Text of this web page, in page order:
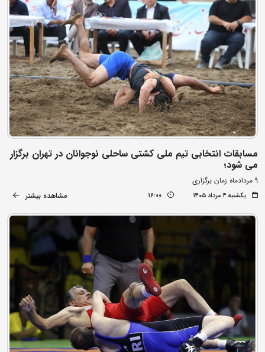
مسابقات انتخابی تیم ملی کشتی ساحلی نوجوانان در تهران برگزار
می شود؛
9 مردادماه زمان برگزاری
یکشنبه ۴ مرداد ۱۴۰۵ 16:00 مشاهده بیشتر